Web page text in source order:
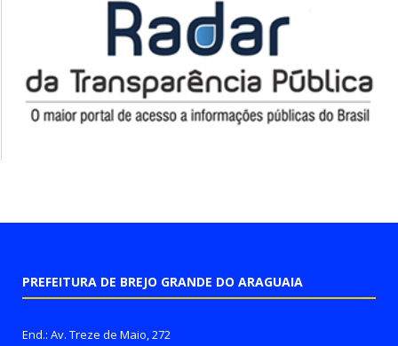
PREFEITURA DE BREJO GRANDE DO ARAGUAIA
End.: Av. Treze de Maio, 272